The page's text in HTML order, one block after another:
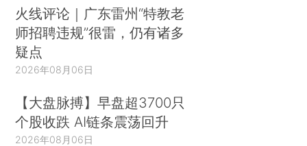
火线评论｜广东雷州“特教老
师招聘违规”很雷，仍有诸多
疑点
2026年08月06日
【大盘脉搏】早盘超3700只
个股收跌 AI链条震荡回升
2026年08月06日